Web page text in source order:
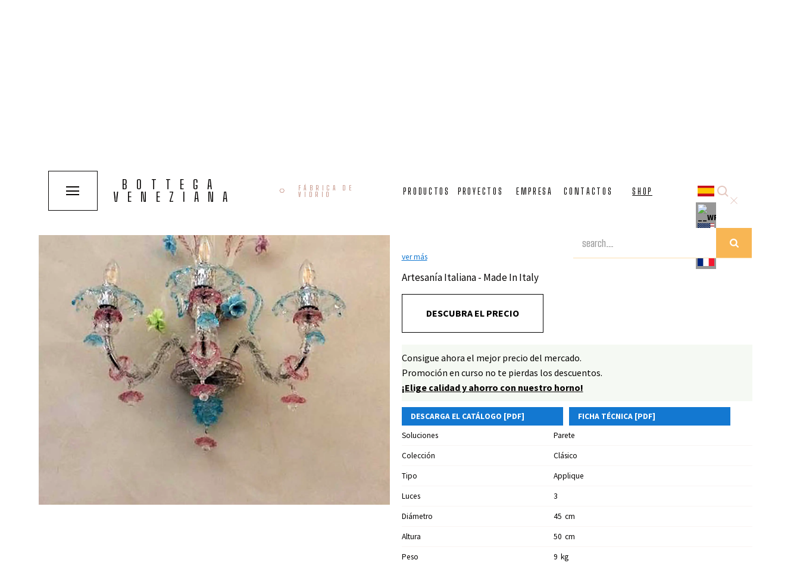
BOTTEGA
VENEZIANA
FÁBRICA DE
VIDRIO
PRODUCTOS PROYECTOS EMPRESA CONTACTOS SHOP
Aplique Rezzonico en cristal con adornos de pasta multicolor y flores. Hecho a mano
en Venecia en la fábrica de vidrio artístico Bottega Veneziana con técnicas
ver más
Artesanía Italiana - Made In Italy
DESCUBRA EL PRECIO
Consigue ahora el mejor precio del mercado.
Promoción en curso no te pierdas los descuentos.
¡Elige calidad y ahorro con nuestro horno!
DESCARGA EL CATÁLOGO [PDF]
FICHA TÉCNICA [PDF]
Soluciones
Parete
Colección
Clásico
Tipo
Applique
Luces
3
Diámetro
45 Cm
Altura
50 Cm
Peso
9 Kg